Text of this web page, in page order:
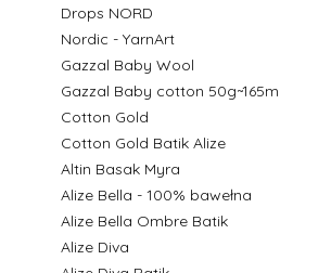
Drops NORD
Nordic - YarnArt
Gazzal Baby Wool
Gazzal Baby cotton 50g~165m
Cotton Gold
Cotton Gold Batik Alize
Altin Basak Myra
Alize Bella - 100% bawełna
Alize Bella Ombre Batik
Alize Diva